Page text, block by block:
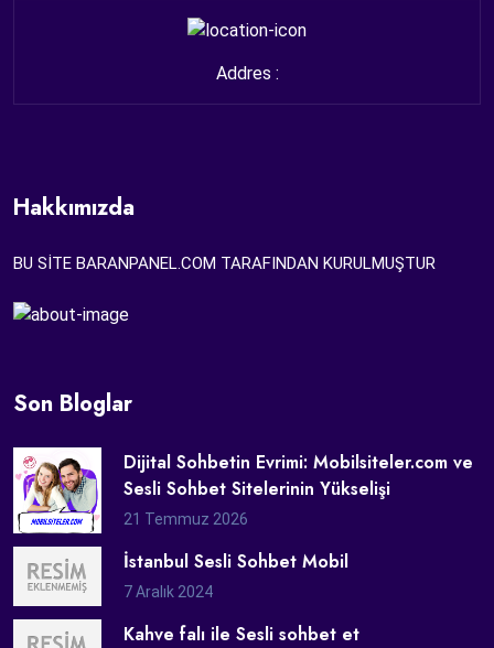
Addres :
Hakkımızda
BU SİTE BARANPANEL.COM TARAFINDAN KURULMUŞTUR
Son Bloglar
Dijital Sohbetin Evrimi: Mobilsiteler.com ve
Sesli Sohbet Sitelerinin Yükselişi
21 Temmuz 2026
İstanbul Sesli Sohbet Mobil
7 Aralık 2024
Kahve falı ile Sesli sohbet et